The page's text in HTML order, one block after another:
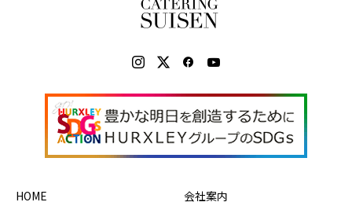
HOME
会社案内